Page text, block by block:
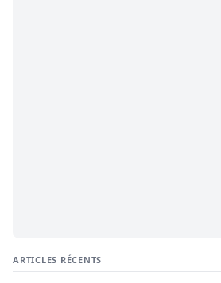
ARTICLES RÉCENTS